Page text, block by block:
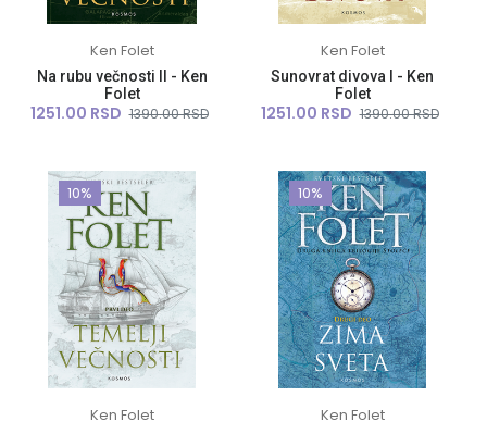
Ken Folet
Na rubu večnosti II - Ken
Folet
1251.00 RSD 1390.00 RSD
Ken Folet
Sunovrat divova I - Ken
Folet
1251.00 RSD 1390.00 RSD
10%
Ken Folet
10%
Ken Folet